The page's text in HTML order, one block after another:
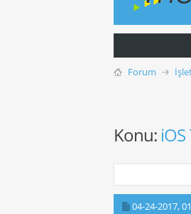
Forum
Konu:
04-24-2017,